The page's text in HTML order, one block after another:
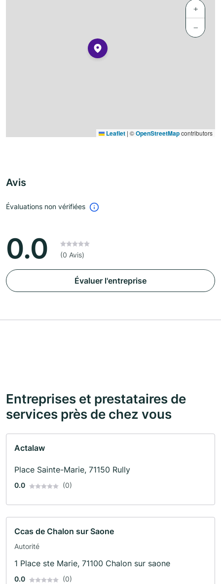
+
−
Leaflet | ©OpenStreetMapcontributors
Avis
Évaluations non vérifiées
0.0 (0 Avis)
Évaluer l'entreprise
Entreprises et prestataires de
services près de chez vous
Actalaw
Place Sainte-Marie, 71150 Rully
0.0 (0)
Ccas de Chalon sur Saone
Autorité
1 Place ste Marie, 71100 Chalon sur saone
0.0 (0)